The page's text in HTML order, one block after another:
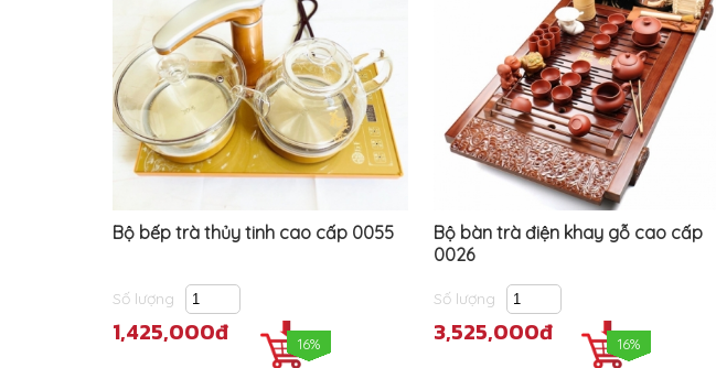
Bộ bếp trà thủy tinh cao cấp 0055
Số lượng
1,425,000đ 16%
Bộ bàn trà điện khay gỗ cao cấp
0026
Số lượng
3,525,000đ 16%